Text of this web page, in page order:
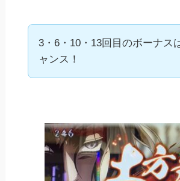
3・6・10・13回目のボーナス
ャンス！